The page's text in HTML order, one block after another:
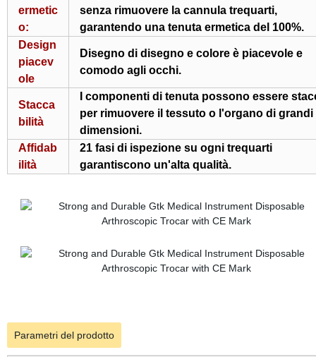
ermetic
o:
senza rimuovere la cannula trequarti,
garantendo una tenuta ermetica del 100%.
Design
piacev
ole
Disegno di disegno e colore è piacevole e
comodo agli occhi.
Stacca
bilità
I componenti di tenuta possono essere
per rimuovere il tessuto o l'organo di grandi
dimensioni.
Affidab
ilità
21 fasi di ispezione su ogni trequarti
garantiscono un'alta qualità.
Parametri del prodotto